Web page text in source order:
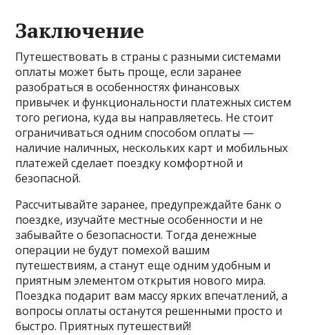
Заключение
Путешествовать в страны с разными системами
оплаты может быть проще, если заранее
разобраться в особенностях финансовых
привычек и функциональности платежных систем
того региона, куда вы направляетесь. Не стоит
ограничиваться одним способом оплаты —
наличие наличных, нескольких карт и мобильных
платежей сделает поездку комфортной и
безопасной.
Рассчитывайте заранее, предупреждайте банк о
поездке, изучайте местные особенности и не
забывайте о безопасности. Тогда денежные
операции не будут помехой вашим
путешествиям, а станут еще одним удобным и
приятным элементом открытия нового мира.
Поездка подарит вам массу ярких впечатлений, а
вопросы оплаты останутся решенными просто и
быстро. Приятных путешествий!